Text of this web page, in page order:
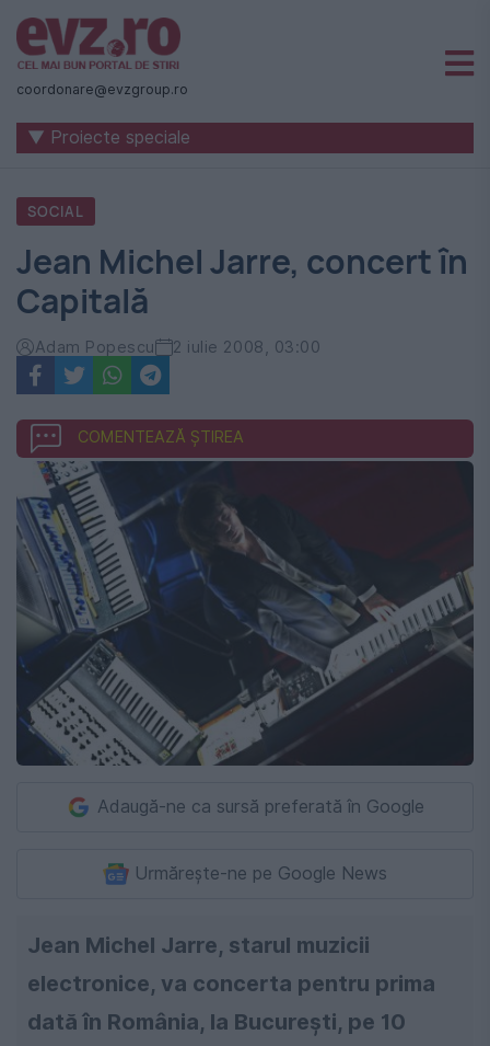
Știri
naționale
internaționale
România
-
Evenimentul
Zilei
coordonare@evzgroup.ro
▼ Proiecte speciale
SOCIAL
Jean Michel Jarre, concert în
Capitală
Adam Popescu 2 iulie 2008, 03:00
COMENTEAZĂ ȘTIREA
Adaugă-ne ca sursă preferată în Google
Urmărește-ne pe Google News
Jean Michel Jarre, starul muzicii
electronice, va concerta pentru prima
dată în România, la Bucureşti, pe 10